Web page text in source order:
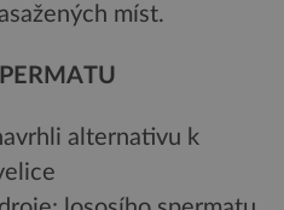
míst.
alternativu k